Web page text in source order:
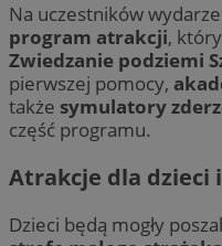
Na uczestników
program atrakcji,
Zwiedzanie podziemi
pierwszej pomocy,
także symulatory
część programu.
Atrakcje dla dzieci
Dzieci będą mogły